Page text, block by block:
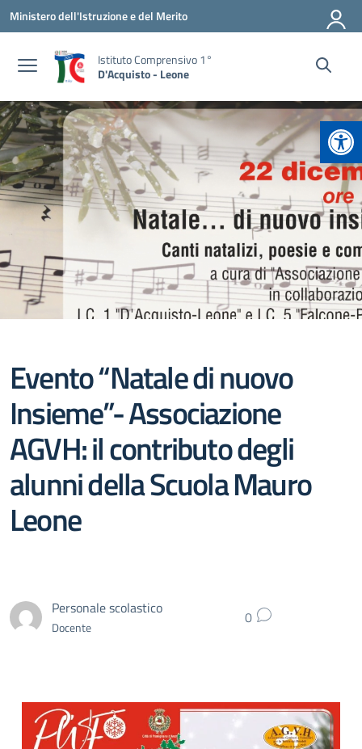
Vai ai contenuti
Vai al menu di navigazione
Vai al footer
Ministero dell'Istruzione e del Merito
Istituto Comprensivo 1°
D'Acquisto - Leone
Evento “Natale di nuovo
Insieme”- Associazione
AGVH: il contributo degli
alunni della Scuola Mauro
Leone
Personale scolastico
Docente 0